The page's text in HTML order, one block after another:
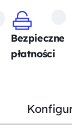
Bezpieczne
płatności